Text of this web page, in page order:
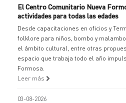
El Centro Comunitario Nueva
actividades para todas las edades
Desde capacitaciones en oficios y
folklore para niños, bombo y
el ámbito cultural, entre otras
espacio que trabaja todo el año
Formosa.
Leer más
03-08-2026